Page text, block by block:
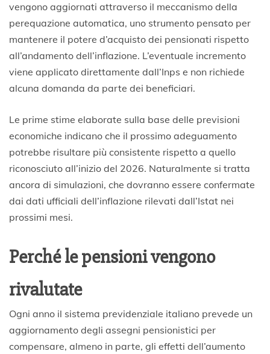
vengono aggiornati attraverso il meccanismo della
perequazione automatica, uno strumento pensato per
mantenere il potere d’acquisto dei pensionati rispetto
all’andamento dell’inflazione. L’eventuale incremento
viene applicato direttamente dall’Inps e non richiede
alcuna domanda da parte dei beneficiari.
Le prime stime elaborate sulla base delle previsioni
economiche indicano che il prossimo adeguamento
potrebbe risultare più consistente rispetto a quello
riconosciuto all’inizio del 2026. Naturalmente si tratta
ancora di simulazioni, che dovranno essere confermate
dai dati ufficiali dell’inflazione rilevati dall’Istat nei
prossimi mesi.
Perché le pensioni vengono
rivalutate
Ogni anno il sistema previdenziale italiano prevede un
aggiornamento degli assegni pensionistici per
compensare, almeno in parte, gli effetti dell’aumento